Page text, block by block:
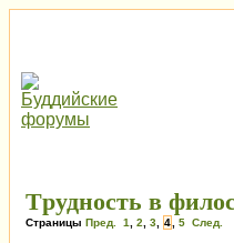
Tрудность в
Страницы Пред. 1 2 3 4 5 След.